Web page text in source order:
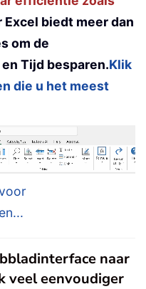
Excel biedt meer dan
om de
Tijd besparen.Klik
die u het meest
naar
veel eenvoudiger